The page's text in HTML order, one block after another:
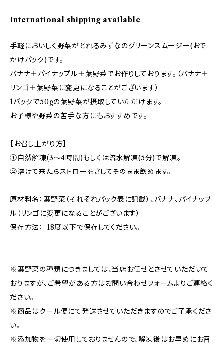
International shipping available
手軽においしく野菜がとれるみずなのグリーンスムージー(おで
かけパック)です。
バナナ＋パイナップル＋葉野菜でお作りしております。（バナナ＋
リンゴ＋葉野菜に変更になることがございます）
1パックで50gの葉野菜が摂取していただけます。
お子様や野菜の苦手な方にもおすすめです。
【お召し上がり方】
①自然解凍(3～4時間)もしくは流水解凍(5分)で解凍。
②溶けて来たらストローをさしてそのまま飲めます。
原材料名：葉野菜（それぞれパック表に記載）、バナナ、パイナップ
ル（リンゴに変更になることがございます）
保存方法：-18度以下で保存してください。
※葉野菜の種類につきましては、当店お任せとさせていただいて
おりますが、ご希望がある方はお問い合わせフォームよりご連絡く
ださい。
※商品はクール便にて発送させていただきますのでご了承くださ
い。
※添加物を一切使用しておりませんので、解凍後はお早めにお召